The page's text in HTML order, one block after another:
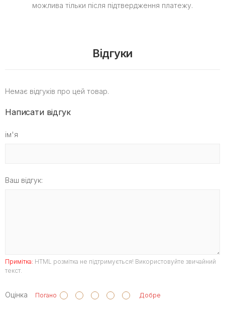
можлива тільки після підтвердження платежу.
Відгуки
Немає відгуків про цей товар.
Написати відгук
ім'я
Ваш відгук:
Примітка: HTML розмітка не підтримується! Використовуйте звичайний
текст.
Оцінка Погано Добре